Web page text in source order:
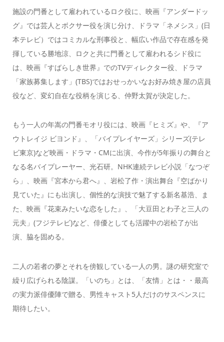
施設の門番として雇われているロク役に、映画『アンダードッ
グ』では芸人とボクサー役を演じ分け、ドラマ「ネメシス」(日
本テレビ）ではコミカルな刑事役と、幅広い作品で存在感を発
揮している勝地涼、ロクと共に門番として雇われるシド役に
は、映画『すばらしき世界』でのTVディレクター役、ドラマ
「家族募集します」(TBS)ではおせっかいなお好み焼き屋の店員
役など、変幻自在な役柄を演じる、仲野太賀が決定した。
もう一人の年嵩の門番モオリ役には、映画『ヒミズ』や、『ア
ウトレイジ ビヨンド』、「バイプレイヤーズ」シリーズ(テレ
ビ東京)など映画・ドラマ・CMに出演、今作が5年振りの舞台と
なる名バイプレーヤー、光石研。NHK連続テレビ小説「なつぞ
ら」、映画『宮本から君へ』、岩松了作・演出舞台『空ばかり
見ていた』にも出演し、個性的な演技で魅了する新名基浩、ま
た、映画『花束みたいな恋をした』、「大豆田とわ子と三人の
元夫」(フジテレビ)など、俳優としても活躍中の岩松了が出
演、脇を固める。
二人の若者の夢とそれを傍観している一人の男。謎の研究室で
繰り広げられる陰謀。「いのち」とは、「友情」とは・・最高
の実力派俳優陣で贈る、男性キャスト5人だけのサスペンスに
期待したい。